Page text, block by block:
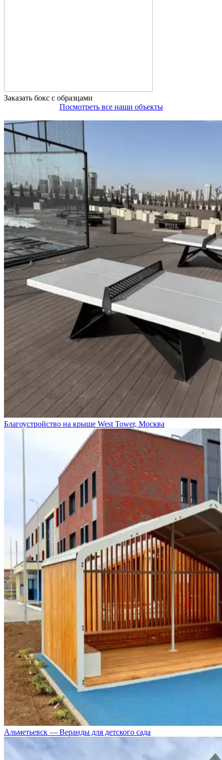
Заказать бокс с образцами
Посмотреть все наши объекты
Благоустройство на крыше West Tower, Москва
Альметьевск — Веранды для детского сада